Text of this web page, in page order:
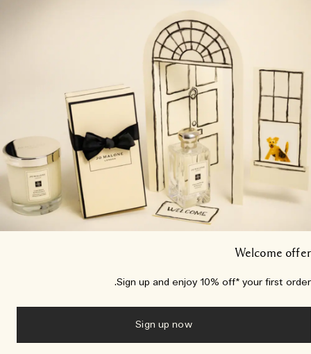
Welcome
Sign up and enjoy 10% off* your first
Sign up now